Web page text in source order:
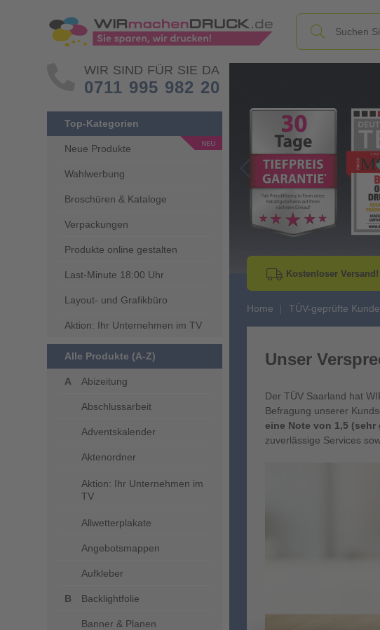
WIR SIND FÜR SIE DA
0711 995 982 20
Top-Kategorien
Neue Produkte
Wahlwerbung
Broschüren & Kataloge
Verpackungen
Produkte online gestalten
Last-Minute 18:00 Uhr
Layout- und Grafikbüro
Aktion: Ihr Unternehmen im TV
Alle Produkte (A-Z)
Abizeitung
Abschlussarbeit
Adventskalender
Aktenordner
Aktion: Ihr Unternehmen im
TV
Allwetterplakate
Angebotsmappen
Aufkleber
Backlightfolie
Banner & Planen
Go to Previous Slide
Kostenloser Versand!
Home TÜV-geprüfte
Unser
​​Der TÜV Saarland hat
Befragung unserer
eine Note von 1,5 (sehr
zuverlässige Services